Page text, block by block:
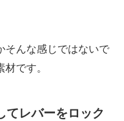
そんな感じではないで
です。
てレバーをロック